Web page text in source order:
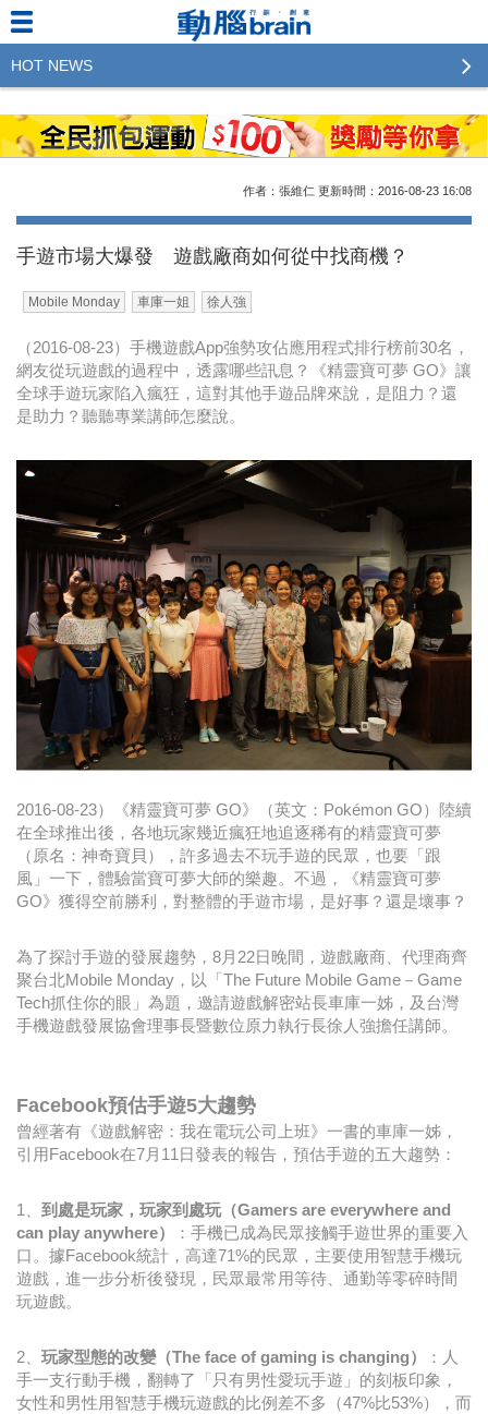
作者：張維仁 更新時間：2016-08-23 16:08
手遊市場大爆發 遊戲廠商如何從中找商機？
Mobile Monday 車庫一姐 徐人強
（2016-08-23）手機遊戲App強勢攻佔應用程式排行榜前30名，
網友從玩遊戲的過程中，透露哪些訊息？《精靈寶可夢 GO》讓
全球手遊玩家陷入瘋狂，這對其他手遊品牌來說，是阻力？還
是助力？聽聽專業講師怎麼說。
2016-08-23）《精靈寶可夢 GO》（英文：Pokémon GO）陸續
在全球推出後，各地玩家幾近瘋狂地追逐稀有的精靈寶可夢
（原名：神奇寶貝），許多過去不玩手遊的民眾，也要「跟
風」一下，體驗當寶可夢大師的樂趣。不過，《精靈寶可夢
GO》獲得空前勝利，對整體的手遊市場，是好事？還是壞事？
為了探討手遊的發展趨勢，8月22日晚間，遊戲廠商、代理商齊
聚台北Mobile Monday，以「The Future Mobile Game－Game
Tech抓住你的眼」為題，邀請遊戲解密站長車庫一姊，及台灣
手機遊戲發展協會理事長暨數位原力執行長徐人強擔任講師。
Facebook預估手遊5大趨勢
曾經著有《遊戲解密：我在電玩公司上班》一書的車庫一姊，
引用Facebook在7月11日發表的報告，預估手遊的五大趨勢：
1、 到處是玩家，玩家到處玩（Gamers are everywhere and
can play anywhere）
：手機已成為民眾接觸手遊世界的重要入
口。據Facebook統計，高達71%的民眾，主要使用智慧手機玩
遊戲，進一步分析後發現，民眾最常用等待、通勤等零碎時間
玩遊戲。
2、 玩家型態的改變（The face of gaming is changing）
：人
手一支行動手機，翻轉了「只有男性愛玩手遊」的刻板印象，
女性和男性用智慧手機玩遊戲的比例差不多（47%比53%），而
HOT NEWS
2023行銷傳播傑出貢獻獎 啟動徵件！期許參賽作品
更創新及具影響力
2022行銷傳播傑出貢獻獎得獎名單揭曉，近400位行
感美照
2023台灣民生快消品牌排行 14億次國民消費揭曉品
牌足跡贏家
域動行銷公布人事異動
CSD中衛營運長張德成：中衛跳脫框架 玩出口罩新
金獎的代價 牛恆泰：沒人知道我失去什麼！
台灣百事食品 注重品牌體驗創造差異化
黃麗萍：媒體代理商有幫客戶升級的責任！
牛恆泰：媒體產業蛻變關鍵期，數位轉型該怎麼
搞？（上）